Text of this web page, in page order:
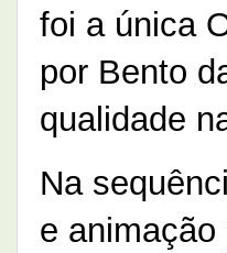
foi a única
por Bento
qualidade
Na
e